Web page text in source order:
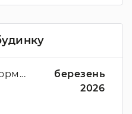
Дата оновлення інформації
березень
2026